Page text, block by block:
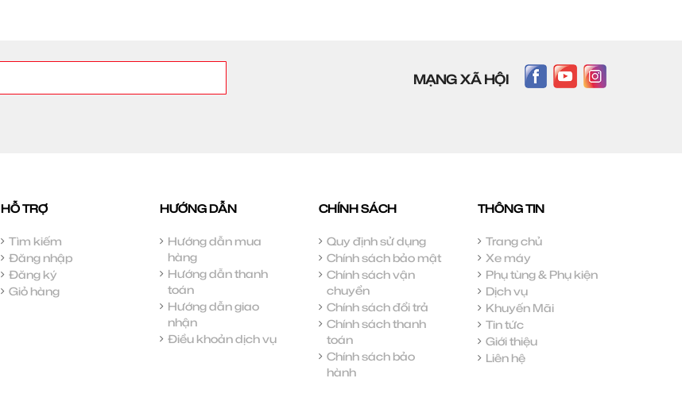
MẠNG XÃ HỘI
HỖ TRỢ
Tìm kiếm
Đăng nhập
Đăng ký
Giỏ hàng
HƯỚNG DẪN
Hướng dẫn mua
hàng
Hướng dẫn thanh
toán
Hướng dẫn giao
nhận
Điều khoản dịch vụ
CHÍNH SÁCH
Quy định sử dụng
Chính sách bảo mật
Chính sách vận
chuyển
Chính sách đổi trả
Chính sách thanh
toán
Chính sách bảo
hành
THÔNG TIN
Trang chủ
Xe máy
Phụ tùng & Phụ kiện
Dịch vụ
Khuyến Mãi
Tin tức
Giới thiệu
Liên hệ